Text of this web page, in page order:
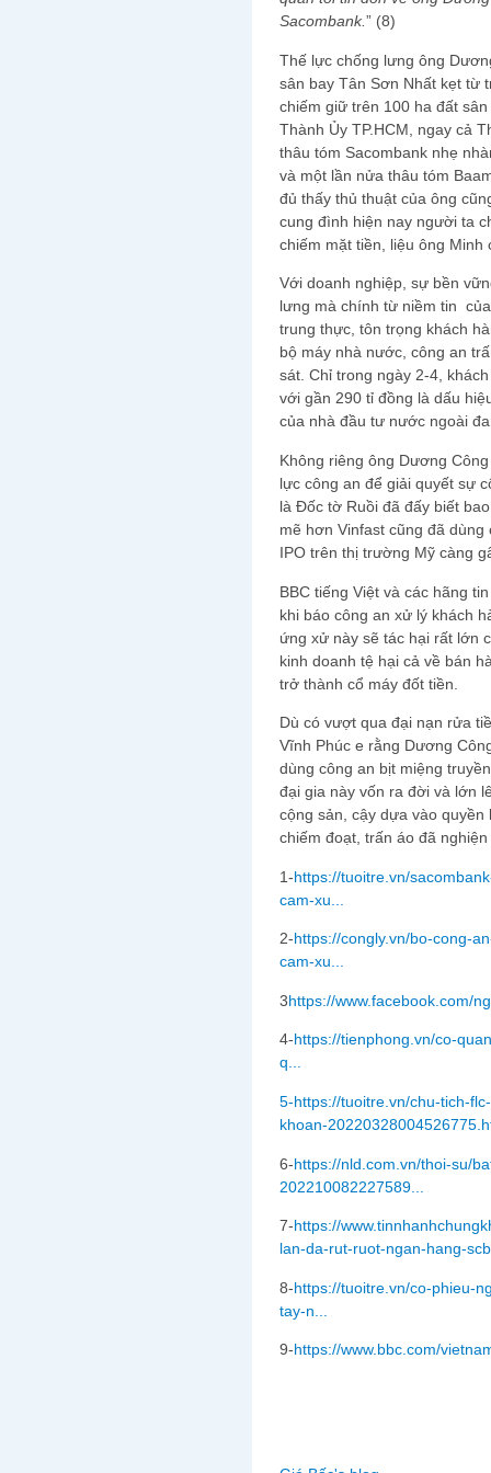
Sacombank.” (8)
Thế lực chống lưng ông
sân bay Tân Sơn Nhất kẹt từ
chiếm giữ trên 100 ha đất
Thành Ủy TP.HCM, ngay cả
thâu tóm Sacombank nhẹ
và một lần nửa thâu tóm
đủ thấy thủ thuật của ông
cung đình hiện nay người ta
chiếm mặt tiền, liệu ông
Với doanh nghiệp, sự bền
lưng mà chính từ niềm tin
trung thực, tôn trọng khách
bộ máy nhà nước, công an
sát. Chỉ trong ngày 2-4,
với gần 290 tỉ đồng là dấu
của nhà đầu tư nước ngoài
Không riêng ông Dương
lực công an để giải quyết sự
là Đốc tờ Ruồi đã đấy biết
mẽ hơn Vinfast cũng đã
IPO trên thị trường Mỹ càng
BBC tiếng Việt và các hãng
khi báo công an xử lý khách
ứng xử này sẽ tác hại rất lớn
kinh doanh tệ hại cả về bán
trở thành cổ máy đốt tiền.
Dù có vượt qua đại nạn rửa
Vĩnh Phúc e rằng Dương
dùng công an bịt miệng
đại gia này vốn ra đời và lớn
cộng sản, cậy dựa vào
chiếm đoạt, trấn áo đã
1-https://tuoitre.vn/
cam-xu...
2-https://congly.vn/bo-cong-
cam-xu...
3https://www.facebook.com/
4-https://tienphong.vn/co-
q...
5-https://tuoitre.vn/chu-tich-
khoan-
6-https://nld.com.vn/thoi-su/
202210082227589...
7-https://
lan-da-rut-ruot-ngan-hang-
8-https://tuoitre.vn/co-phieu-
tay-n...
9-https://www.bbc.com/